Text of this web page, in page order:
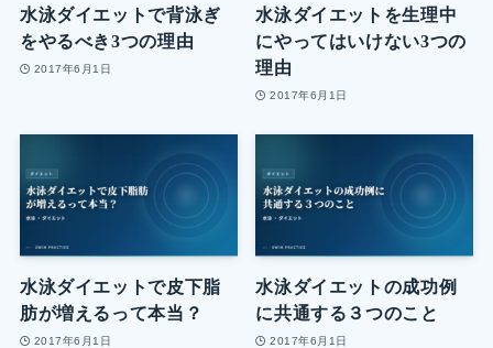
水泳ダイエットで背泳ぎ
をやるべき3つの理由
2017年6月1日
水泳ダイエットを生理中
にやってはいけない3つの
理由
2017年6月1日
水泳ダイエットで皮下脂
肪が増えるって本当？
2017年6月1日
水泳ダイエットの成功例
に共通する３つのこと
2017年6月1日